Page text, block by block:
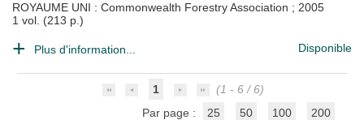
ROYAUME UNI : Commonwealth Forestry Association ; 2005
1 vol. (213 p.)
Plus d'information... Disponible
1
(1 - 6 / 6)
Par page :
25 50 100 200